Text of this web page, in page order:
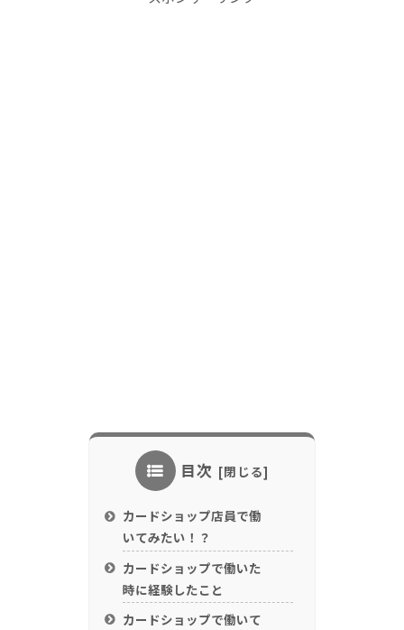
目次
カードショップ店員で働
いてみたい！？
カードショップで働いた
時に経験したこと
カードショップで働いて